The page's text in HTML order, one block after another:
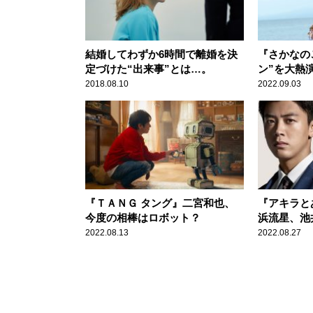
結婚してわずか6時間で離婚を決
定づけた“出来事”とは…。
2018.08.10
『さかな
ン”を大熱
2022.09.03
『ＴＡＮＧ タング』二宮和也、
今度の相棒はロボット？
2022.08.13
『アキラ
浜流星、
2022.08.27